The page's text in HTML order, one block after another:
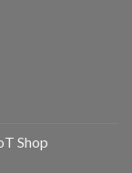
Shop